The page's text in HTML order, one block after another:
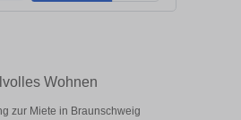
Wohnen
zur Miete in Braunschweig